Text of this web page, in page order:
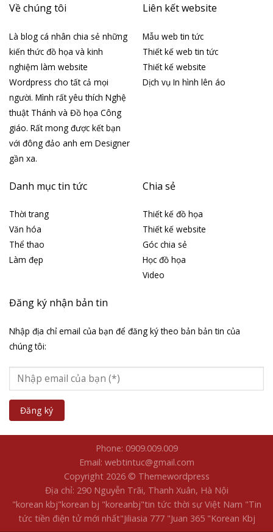
Về chúng tôi
Là blog cá nhân chia sẻ những
kiến thức đồ họa và kinh
nghiệm làm website
Wordpress cho tất cả mọi
người. Mình rất yêu thích Nghệ
thuật Thánh và Đồ họa Công
giáo. Rất mong được kết bạn
với đông đảo anh em Designer
gần xa.
Liên kết website
Mẫu web tin tức
Thiết kế web tin tức
Thiết kế website
Dịch vụ In hình lên áo
Danh mục tin tức
Thời trang
Văn hóa
Thể thao
Làm đẹp
Chia sẻ
Thiết kế đồ họa
Thiết kế website
Góc chia sẻ
Học đồ họa
Video
Đăng ký nhận bản tin
Nhập địa chỉ email của bạn để đăng ký theo bản bản tin của
chúng tôi:
Phone: 0909.009.009
Email: webtintuc@gmail.com
Copyright 2026 © Themewordpress
Địa chỉ: 290 Nguyễn Trãi, Thanh Xuân, Hà Nội
"korean kbj​"korean bj "koreanbj​"tin tức thời sự Việt Nam "Tin
tức tiền điện tử mới nhất​"Jiliasia 777 "Juan 365 "Korean Kbj